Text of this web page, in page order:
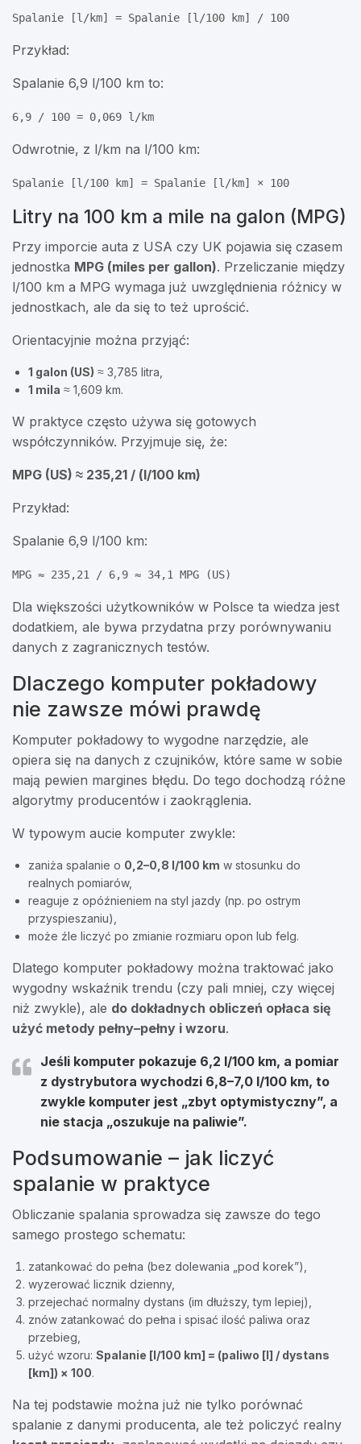
Spalanie [l/km] = Spalanie [l/100 km] / 100
Przykład:
Spalanie 6,9 l/100 km to:
6,9 / 100 = 0,069 l/km
Odwrotnie, z l/km na l/100 km:
Spalanie [l/100 km] = Spalanie [l/km] × 100
Litry na 100 km a mile na galon (MPG)
Przy imporcie auta z USA czy UK pojawia się czasem
jednostka MPG (miles per gallon). Przeliczanie między
l/100 km a MPG wymaga już uwzględnienia różnicy w
jednostkach, ale da się to też uprościć.
Orientacyjnie można przyjąć:
1 galon (US) ≈ 3,785 litra,
1 mila ≈ 1,609 km.
W praktyce często używa się gotowych
współczynników. Przyjmuje się, że:
MPG (US) ≈ 235,21 / (l/100 km)
Przykład:
Spalanie 6,9 l/100 km:
MPG ≈ 235,21 / 6,9 ≈ 34,1 MPG (US)
Dla większości użytkowników w Polsce ta wiedza jest
dodatkiem, ale bywa przydatna przy porównywaniu
danych z zagranicznych testów.
Dlaczego komputer pokładowy
nie zawsze mówi prawdę
Komputer pokładowy to wygodne narzędzie, ale
opiera się na danych z czujników, które same w sobie
mają pewien margines błędu. Do tego dochodzą różne
algorytmy producentów i zaokrąglenia.
W typowym aucie komputer zwykle:
zaniża spalanie o 0,2–0,8 l/100 km w stosunku do
realnych pomiarów,
reaguje z opóźnieniem na styl jazdy (np. po ostrym
przyspieszaniu),
może źle liczyć po zmianie rozmiaru opon lub felg.
Dlatego komputer pokładowy można traktować jako
wygodny wskaźnik trendu (czy pali mniej, czy więcej
niż zwykle), ale do dokładnych obliczeń opłaca się
użyć metody pełny–pełny i wzoru.
Jeśli komputer pokazuje 6,2 l/100 km, a pomiar
z dystrybutora wychodzi 6,8–7,0 l/100 km, to
zwykle komputer jest „zbyt optymistyczny”, a
nie stacja „oszukuje na paliwie”.
Podsumowanie – jak liczyć
spalanie w praktyce
Obliczanie spalania sprowadza się zawsze do tego
samego prostego schematu:
zatankować do pełna (bez dolewania „pod korek”),
wyzerować licznik dzienny,
przejechać normalny dystans (im dłuższy, tym lepiej),
znów zatankować do pełna i spisać ilość paliwa oraz
przebieg,
użyć wzoru: Spalanie [l/100 km] = (paliwo [l] / dystans
[km]) × 100.
Na tej podstawie można już nie tylko porównać
spalanie z danymi producenta, ale też policzyć realny